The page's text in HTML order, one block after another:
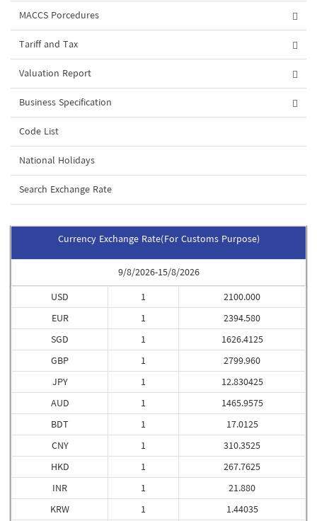
MACCS Porcedures
Tariff and Tax
Valuation Report
Business Specification
Code List
National Holidays
Search Exchange Rate
Currency Exchange Rate(For Customs Purpose)
9/8/2026-15/8/2026
USD
EUR
SGD
GBP
JPY
AUD
BDT
CNY
HKD
INR
KRW
1
1
1
1
1
1
1
1
1
1
1
2100.000
2394.580
1626.4125
2799.960
12.830425
1465.9575
17.0125
310.3525
267.7625
21.880
1.44035